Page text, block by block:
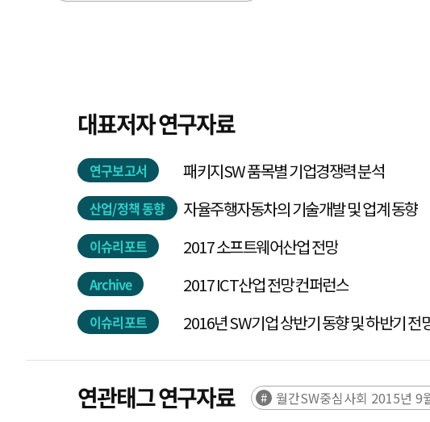
대표저자 연구자료
연구보고서 패키지SW 품목별 기업경쟁력 분석
산업/정책 동향 자율주행자동차의 기술개발 및 업계 동향
이슈리포트 2017 소프트웨어산업 전망
Archive 2017 ICT산업 전망 컨퍼런스
이슈리포트 2016년 SW기업 상반기 동향 및 하반기 전
연관태그 연구자료 월간SW중심사회 2015년 9